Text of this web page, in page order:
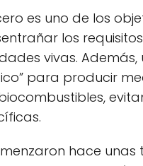
es uno de los
los
vivas.
para producir
hace